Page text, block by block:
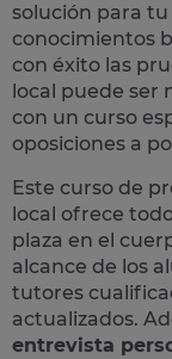
solución para
conocimientos
con éxito las
local puede ser
con un curso
oposiciones a
Este curso de
local ofrece
plaza en el
alcance de los
tutores
actualizados.
entrevista